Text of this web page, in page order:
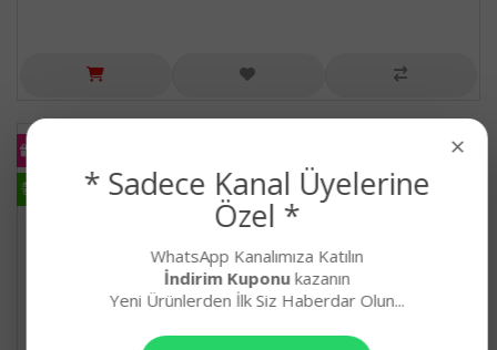
×
* Sadece Kanal Üyelerine
Özel *
WhatsApp Kanalımıza Katılın
İndirim Kuponukazanın
Yeni Ürünlerden İlk Siz Haberdar Olun...